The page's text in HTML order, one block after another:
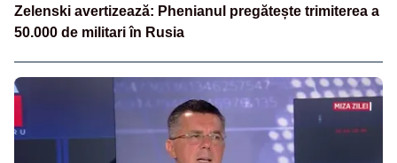
Zelenski avertizează: Phenianul pregătește trimiterea a
50.000 de militari în Rusia